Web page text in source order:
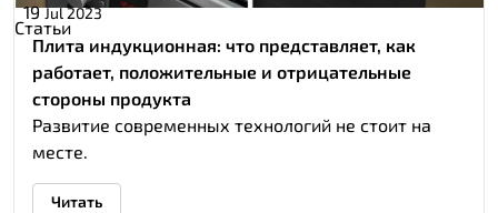
19 Jul 2023
Статьи
Плита индукционная: что представляет, как
работает, положительные и отрицательные
стороны продукта
Развитие современных технологий не стоит на
месте.
Читать